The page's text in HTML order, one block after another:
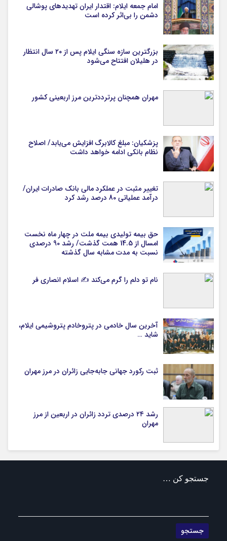
امام جمعه ایلام: اقتدار ایران تهدیدهای پوشالی
دشمن را بی‌اثر کرده است
بزرگترین سازه سنگی ایلام پس از ۲۰ سال انتظار
در هلیلان افتتاح می‌شود
مهران همچنان پرترددترین مرز اربعینی کشور
پزشکیان: مبلغ کالابرگ افزایش می‌یابد/ اصلاح
نظام بانکی ادامه خواهد داشت
تغییر مثبت در عملکرد مالی بانک صادرات ایران/
درآمد عملیاتی 80 درصد رشد کرد
حق بیمه تولیدی بیمه ملت در چهار ماه نخست
امسال از 14.5 همت گذشت/ رشد 90 درصدی
نسبت به مدت مشابه سال گذشته
نام تو دلم را گرم می‌کند ✍️ اسلام انصاری فر
آخرین سال خادمی در پتروخادم پتروشیمی ایلام،
شاید …
ثبت رکورد جهانی جابه‌جایی زائران در مرز مهران
رشد ۲۴ درصدی تردد زائران در اربعین از مرز
مهران
جستجو کن …